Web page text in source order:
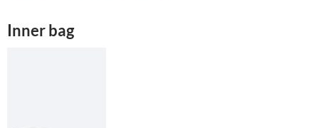
Inner bag